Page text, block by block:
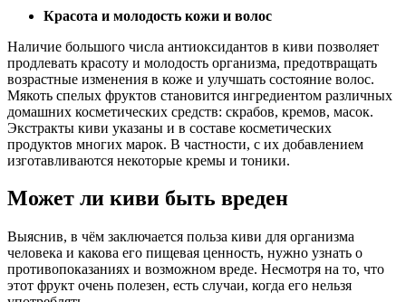
Красота и молодость кожи и волос
Наличие большого числа антиоксидантов в киви позволяет
продлевать красоту и молодость организма, предотвращать
возрастные изменения в коже и улучшать состояние волос.
Мякоть спелых фруктов становится ингредиентом различных
домашних косметических средств: скрабов, кремов, масок.
Экстракты киви указаны и в составе косметических
продуктов многих марок. В частности, с их добавлением
изготавливаются некоторые кремы и тоники.
Может ли киви быть вреден
Выяснив, в чём заключается польза киви для организма
человека и какова его пищевая ценность, нужно узнать о
противопоказаниях и возможном вреде. Несмотря на то, что
этот фрукт очень полезен, есть случаи, когда его нельзя